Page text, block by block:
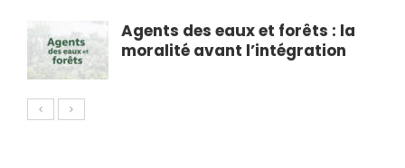
Agents des eaux et forêts : la
moralité avant l’intégration